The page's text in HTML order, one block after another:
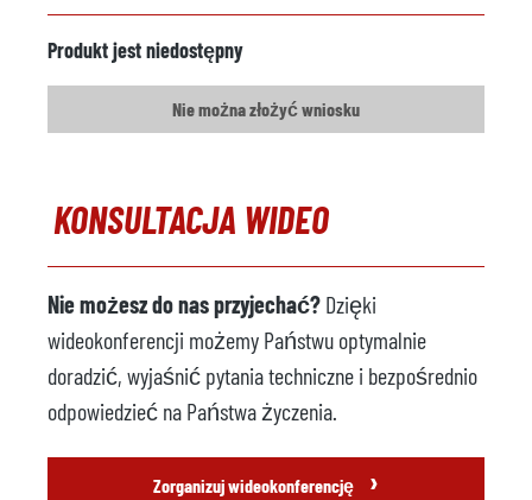
Produkt jest niedostępny
Nie można złożyć wniosku
KONSULTACJA WIDEO
Nie możesz do nas przyjechać? Dzięki
wideokonferencji możemy Państwu optymalnie
doradzić, wyjaśnić pytania techniczne i bezpośrednio
odpowiedzieć na Państwa życzenia.
Zorganizuj wideokonferencję ›